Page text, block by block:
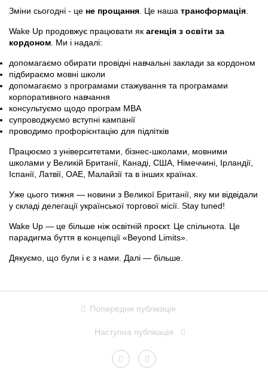
Зміни сьогодні - це не прощання . Це наша трансформація
Wake Up продовжує працювати як агенція з освіти за
кордоном . Ми і надалі:
допомагаємо обирати провідні навчальні заклади за кордоном
підбираємо мовні школи
допомагаємо з програмами стажування та програмами
корпоративного навчання
консультуємо щодо програм MBA
супроводжуємо вступні кампанії
проводимо профорієнтацію для підлітків
Працюємо з університетами, бізнес-школами, мовними
школами у Великій Британії, Канаді, США, Німеччині, Ірландії,
Іспанії, Латвії, ОАЕ, Малайзії та в інших країнах.
Уже цього тижня — новини з Великої Британії, яку ми відвідали
у складі делегації української торгової місії. Stay tuned!
Wake Up — це більше ніж освітній проєкт. Це спільнота. Це
парадигма буття в концепції «Beyond Limits».
Дякуємо, що були і є з нами. Далі — більше.
Попередня публікація
Наступна публікація